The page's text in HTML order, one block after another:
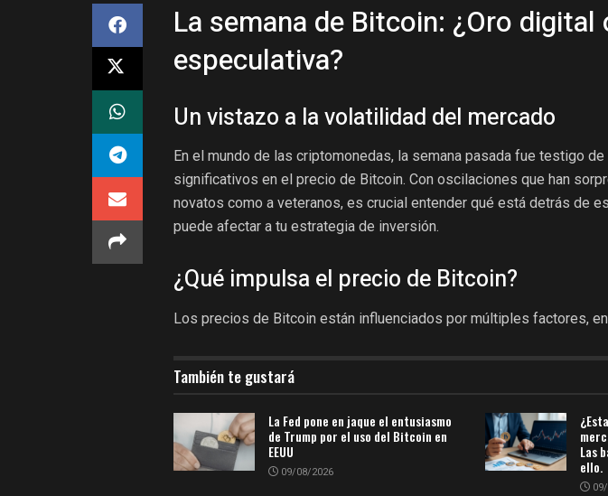
La semana de Bitcoin: ¿Oro digital
especulativa?
Un vistazo a la volatilidad del mercado
En el mundo de las criptomonedas, la semana pasada fue testigo
significativos en el precio de Bitcoin. Con oscilaciones que han
novatos como a veteranos, es crucial entender qué está detrás de
puede afectar a tu estrategia de inversión.
¿Qué impulsa el precio de Bitcoin?
Los precios de Bitcoin están influenciados por múltiples factores,
También te gustará
La Fed pone en jaque el entusiasmo
de Trump por el uso del Bitcoin en
EEUU
09/08/2026
Las
ello.